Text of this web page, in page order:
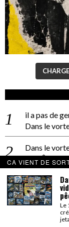
il a pas de
Dans le
Dans le
PACÔME
La séance
La Patrie
On a parlé
Bernardino
CA VIENT DE
Le